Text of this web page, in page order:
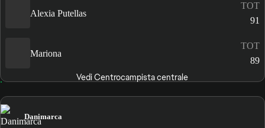
Alexia Putellas
TOT
91
Mariona
TOT
89
Vedi Centrocampista centrale
Danimarca